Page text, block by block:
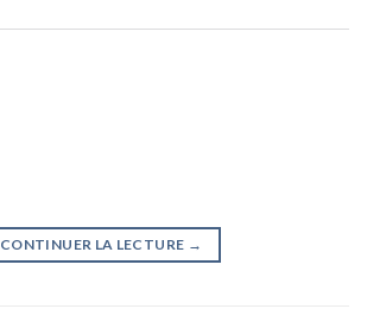
CONTINUER LA LECTURE →